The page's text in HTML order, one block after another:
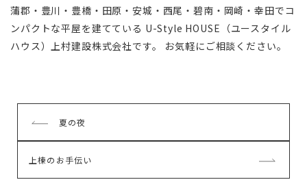
蒲郡・豊川・豊橋・田原・安城・西尾・碧南・岡崎・幸田でコ
ンパクトな平屋を建てている U-Style HOUSE（ユースタイル
ハウス）上村建設株式会社です。 お気軽にご相談ください。
前
事
夏の夜
次
上棟のお手伝い